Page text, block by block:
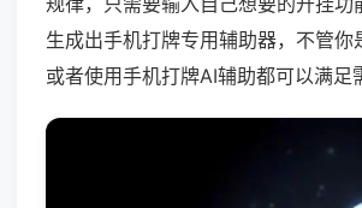
生成出手机打牌专用辅助器，不管你
或者使用手机打牌AI辅助都可以满足